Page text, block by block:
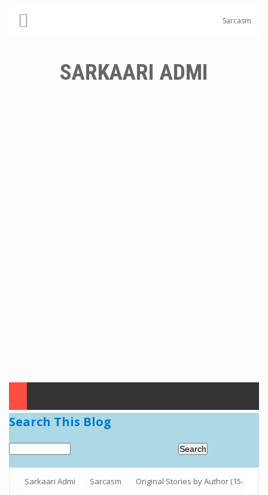
Sarcasm
SARKAARI ADMI
Search This Blog
Sarkaari Admi Sarcasm Original Stories by Author (15-